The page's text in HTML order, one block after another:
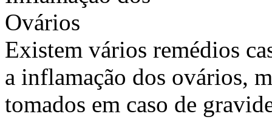
Existem vários remédios
a inflamação dos ovários,
tomados em caso de